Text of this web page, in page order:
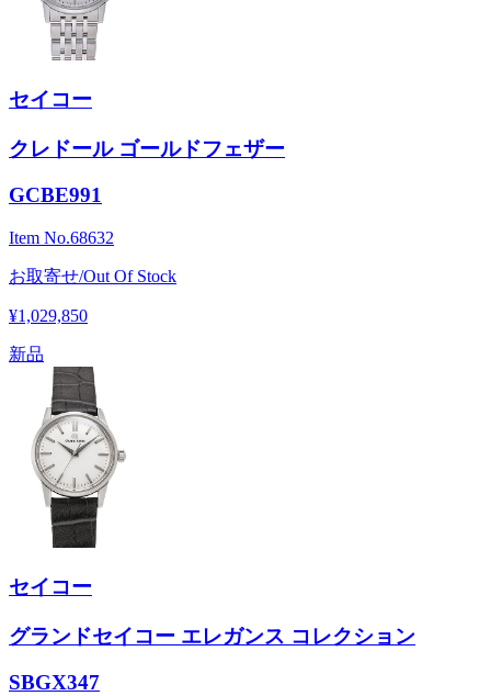
セイコー
クレドール ゴールドフェザー
GCBE991
Item No.68632
お取寄せ/Out Of Stock
¥1,029,850
新品
セイコー
グランドセイコー エレガンス コレクション
SBGX347